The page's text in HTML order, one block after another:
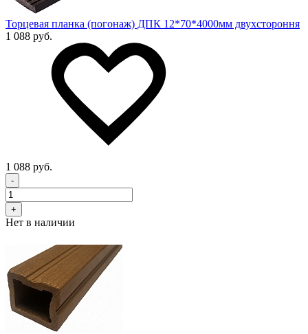
Торцевая планка (погонаж) ДПК 12*70*4000мм двухстороння
1 088 руб.
1 088 руб.
-
+
Нет в наличии